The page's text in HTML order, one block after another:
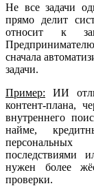
Не все задачи
прямо делит
относит к
Предпринимателю
сначала
задачи.
Пример: ИИ
контент-плана,
внутреннего
найме,
последствиями
нужен более
проверки.